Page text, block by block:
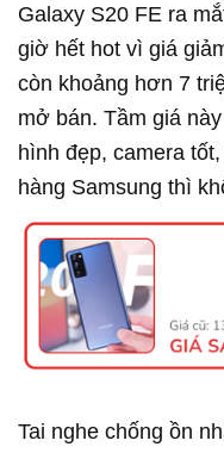
Galaxy S20 FE ra
giờ hết hot vì giá
còn khoảng hơn 7
mở bán. Tầm giá
hình đẹp, camera
hàng Samsung thì
Tai nghe chống ồn